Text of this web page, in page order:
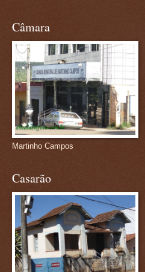
Câmara
Martinho Campos
Casarão